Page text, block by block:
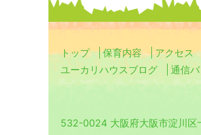
トップ 保育内容 アクセス
ユーカリハウスブログ
通信
532-0024 大阪府大阪市淀川区